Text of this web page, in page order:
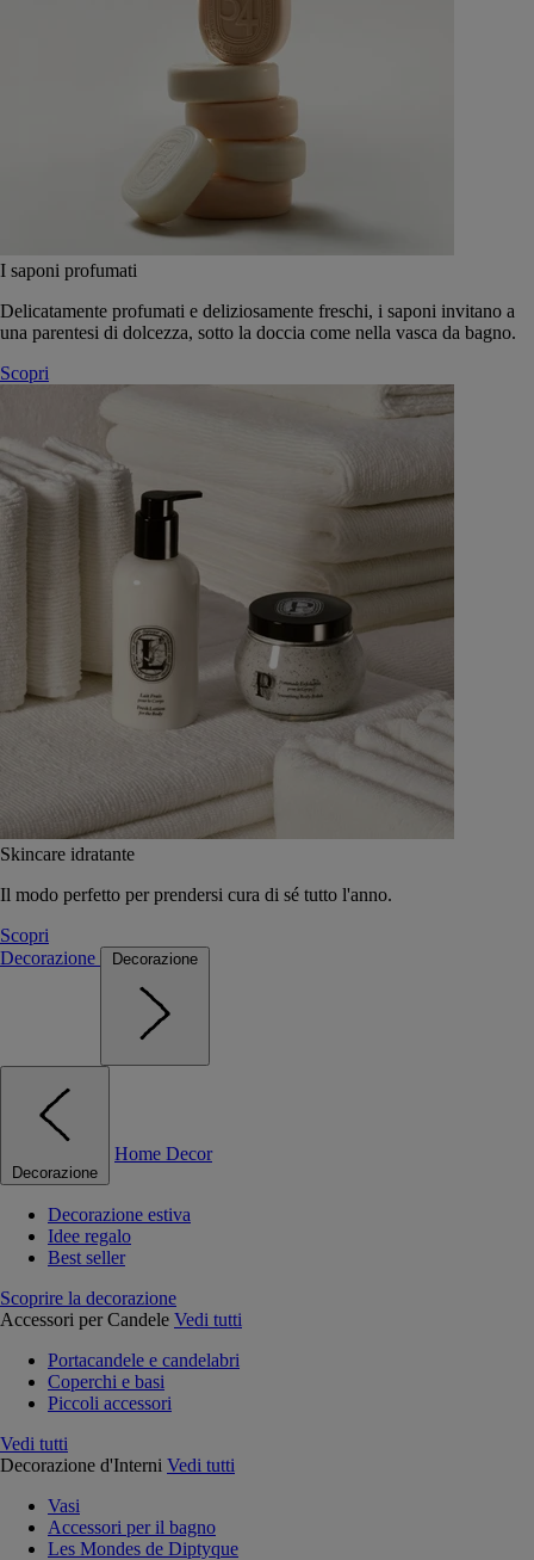
I saponi profumati
Delicatamente profumati e deliziosamente freschi, i saponi invitano a
una parentesi di dolcezza, sotto la doccia come nella vasca da bagno.
Scopri
Skincare idratante
Il modo perfetto per prendersi cura di sé tutto l'anno.
Scopri
Decorazione
Decorazione
Decorazione
Home Decor
Decorazione estiva
Idee regalo
Best seller
Scoprire la decorazione
Accessori per Candele Vedi tutti
Portacandele e candelabri
Coperchi e basi
Piccoli accessori
Vedi tutti
Decorazione d'Interni Vedi tutti
Vasi
Accessori per il bagno
Les Mondes de Diptyque